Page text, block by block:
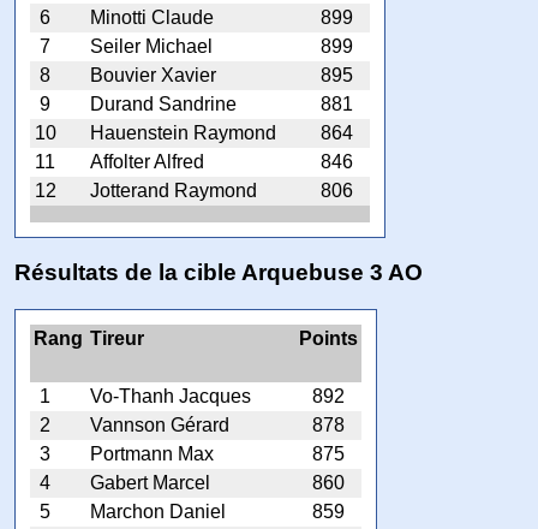
6
Minotti Claude
899
7
Seiler Michael
899
8
Bouvier Xavier
895
9
Durand Sandrine
881
10
Hauenstein Raymond
864
11
Affolter Alfred
846
12
Jotterand Raymond 806
Résultats de la cible Arquebuse 3 AO
Rang Tireur Points
1 Vo-Thanh Jacques
892
2
Vannson Gérard
878
3
Portmann Max
875
4
Gabert Marcel
860
5
Marchon Daniel
859